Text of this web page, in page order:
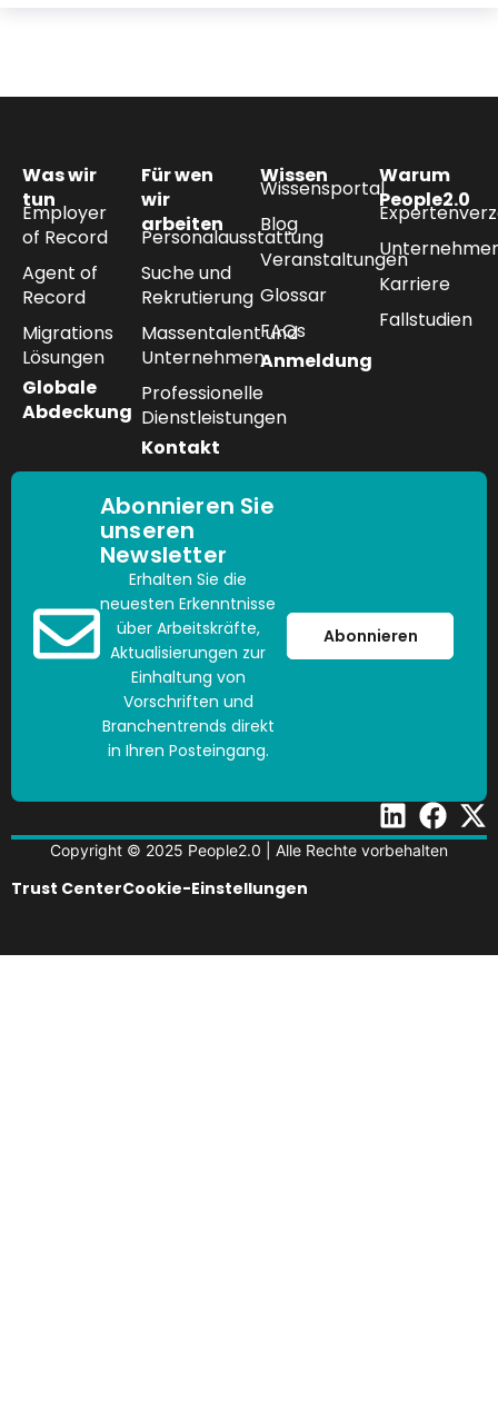
Was wir
tun
Employer
of Record
Agent of
Record
Migrations
Lösungen
Globale
Abdeckung
Für wen
wir
arbeiten
Personalausstattung
Suche und
Rekrutierung
Massentalent und
Unternehmen
Professionelle
Dienstleistungen
Kontakt
Wissen
Wissensportal
Blog
Veranstaltungen
Glossar
FAQs
Anmeldung
Warum
People2.0
Karriere
Fallstudien
Abonnieren Sie
unseren
Newsletter
Erhalten Sie die
neuesten Erkenntnisse
über Arbeitskräfte,
Aktualisierungen zur
Einhaltung von
Vorschriften und
Branchentrends direkt
in Ihren Posteingang.
Abonnieren
Copyright © 2025 People2.0 | Alle Rechte vorbehalten
Trust CenterCookie-Einstellungen